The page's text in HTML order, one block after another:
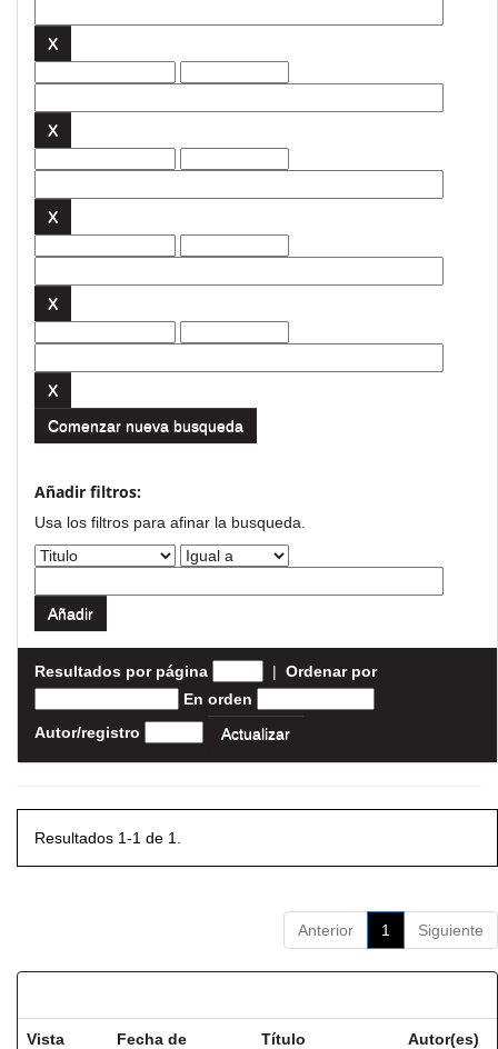
Comenzar nueva busqueda
Añadir filtros:
Usa los filtros para afinar la busqueda.
Resultados por página | Ordenar por
En orden
Autor/registro
Resultados 1-1 de 1.
Anterior 1 Siguiente
Vista
Fecha de
Título Autor(es)